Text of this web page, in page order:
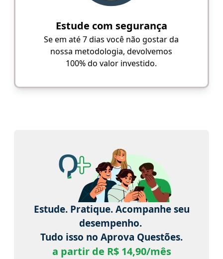
Estude com segurança
Se em até 7 dias você não gostar da
nossa metodologia, devolvemos
100% do valor investido.
Estude. Pratique. Acompanhe seu
desempenho.
Tudo isso no Aprova Questões.
a partir de R$ 14,90/mês